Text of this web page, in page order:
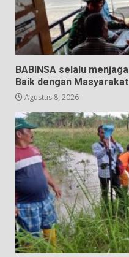
BABINSA selalu
Baik dengan
Agustus 8, 2026